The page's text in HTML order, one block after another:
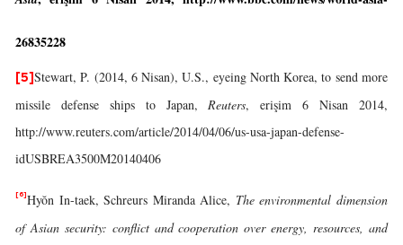
26835228
[5] Stewart, P. (2014, 6 Nisan), U.S., eyeing North Korea, to send more
missile defense ships to Japan,Reuters, erişim 6 Nisan 2014,
http://www.reuters.com/article/2014/04/06/us-usa-japan-defense-
idUSBREA3500M20140406
[6] Hyŏn In-taek, Schreurs Miranda Alice, The environmental dimension
of Asian security: conflict and cooperation over energy, resources, and